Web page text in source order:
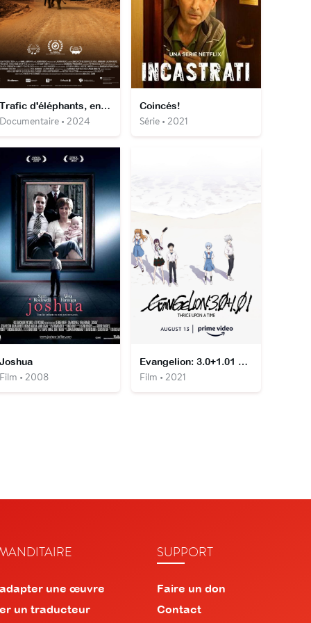
Trafic d'éléphants, enquête sous haute tension
• 2024
Coincés!
Série • 2021
• 2008
Evangelion: 3.0+1.01 Thrice Upon a Time
Film • 2021
une œuvre
un traducteur
SUPPORT
Faire un don
Contact